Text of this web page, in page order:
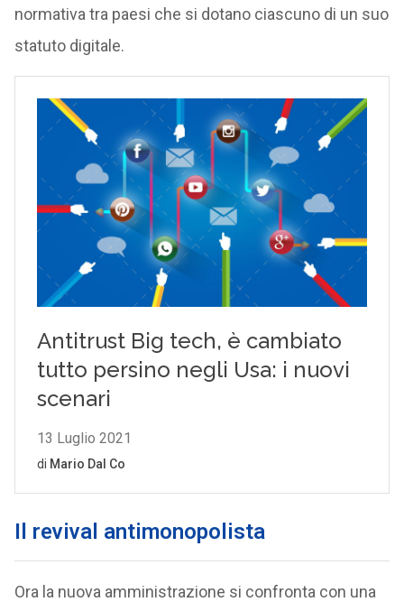
normativa tra paesi che si dotano ciascuno di un suo
statuto digitale.
Il revival antimonopolista
Ora la nuova amministrazione si confronta con una